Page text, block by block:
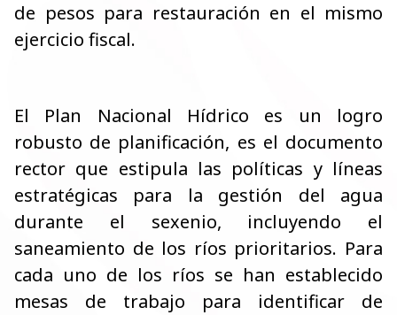
de pesos para restauración en el mismo
ejercicio fiscal.
El Plan Nacional Hídrico es un logro
robusto de planificación, es el documento
rector que estipula las políticas y líneas
estratégicas para la gestión del agua
durante el sexenio, incluyendo el
saneamiento de los ríos prioritarios. Para
cada uno de los ríos se han establecido
mesas de trabajo para identificar de